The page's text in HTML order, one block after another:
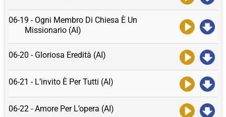
06-19 - Ogni Membro Di Chiesa È Un
Missionario (AI)
06-20 - Gloriosa Eredità (AI)
06-21 - L’invito È Per Tutti (AI)
06-22 - Amore Per L’opera (AI)